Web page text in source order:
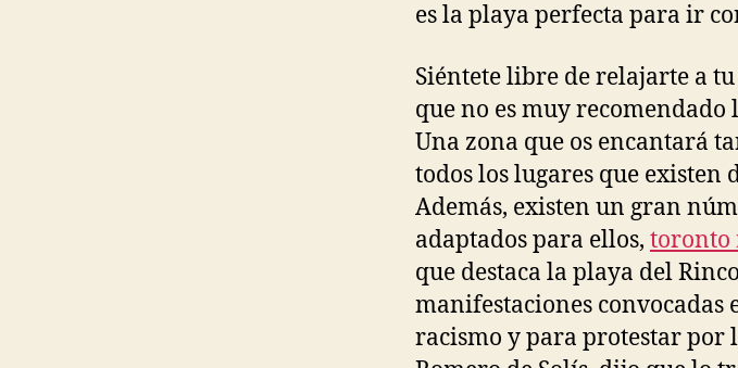
es la playa perfecta para ir
Siéntete libre de relajarte a
que no es muy
Una zona que os encantará
todos los lugares que existen
Además, existen un gran
adaptados para ellos, toronto
que destaca la playa del
manifestaciones convocadas
racismo y para protestar por